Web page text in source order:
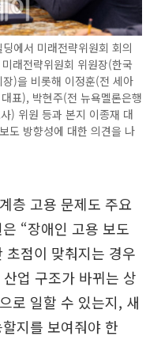
에서 미래전략위원회 회의
래전략위원회 위원장(한국
)을 비롯해 이정훈(전 세아
표), 박현주(전 뉴욕멜론은행
) 위원 등과 본지 이종재 대
도 방향성에 대한 의견을 나
층 고용 문제도 주요
“장애인 고용 보도
초점이 맞춰지는 경우
업 구조가 바뀌는 상
로 일할 수 있는지, 새
지를 보여줘야 한